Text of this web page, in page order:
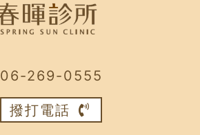
‭06-269-0555
撥打電話